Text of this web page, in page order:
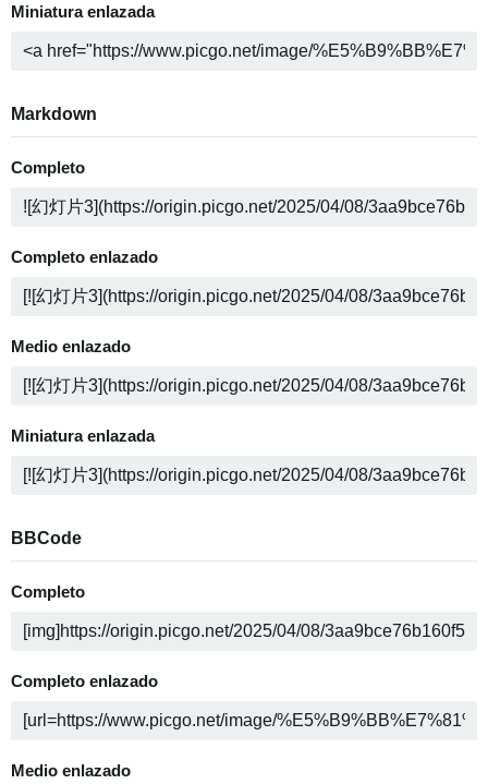
Miniatura enlazada
Markdown
Completo
Completo enlazado
Medio enlazado
Miniatura enlazada
BBCode
Completo
Completo enlazado
Medio enlazado